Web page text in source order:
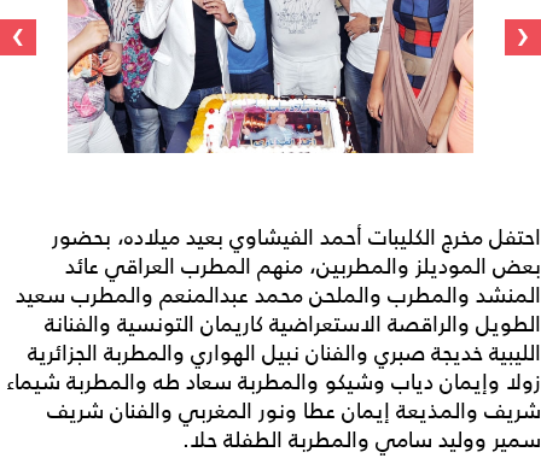
‹
›
احتفل مخرج الكليبات أحمد الفيشاوي بعيد ميلاده، بحضور
بعض الموديلز والمطربين، منهم المطرب العراقي عائد
المنشد والمطرب والملحن محمد عبدالمنعم والمطرب سعيد
الطويل والراقصة الاستعراضية كاريمان التونسية والفنانة
الليبية خديجة صبري والفنان نبيل الهواري والمطربة الجزائرية
زولا وإيمان دياب وشيكو والمطربة سعاد طه والمطربة شيماء
شريف والمذيعة إيمان عطا ونور المغربي والفنان شريف
سمير ووليد سامي والمطربة الطفلة حلا.